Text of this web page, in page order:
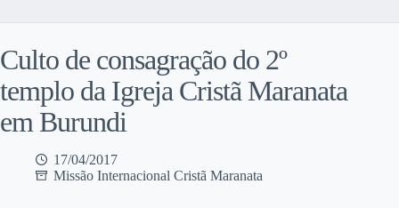
Culto de consagração do 2º
templo da Igreja Cristã Maranata
em Burundi
17/04/2017
Missão Internacional Cristã Maranata